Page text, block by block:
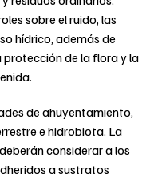
sobre el ruido, las
hídrico, además de
de la flora y la
de ahuyentamiento,
e hidrobiota. La
considerar a los
a sustratos